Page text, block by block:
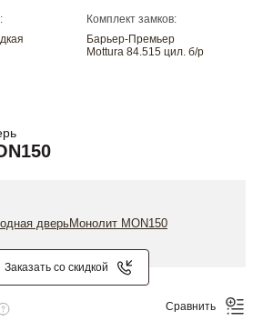
Комплект замков:
Барьер-Премьер
Mottura 84.515 цил. б/р
Заказать со скидкой
Сравнить